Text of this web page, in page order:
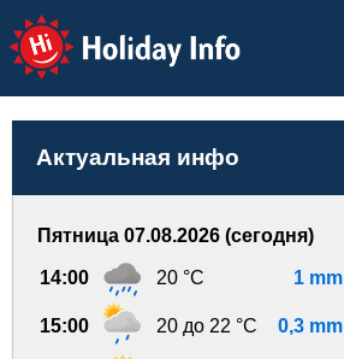
Holiday Info
Актуальная инфо
Пятница 07.08.2026 (сегодня)
14:00 20 °C 1 mm
15:00 20 до 22 °C 0,3 mm